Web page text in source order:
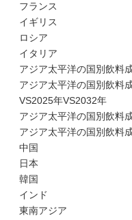
フランス
イギリス
ロシア
イタリア
アジア太平洋の国別飲料
アジア太平洋の国別飲料
VS2025年VS2032年
アジア太平洋の国別飲料
アジア太平洋の国別飲料
中国
日本
韓国
インド
東南アジア